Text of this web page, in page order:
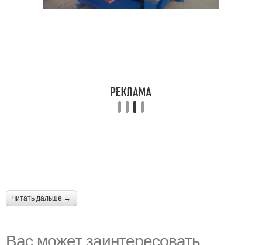
читать дальше →
Вас может заинтересовать